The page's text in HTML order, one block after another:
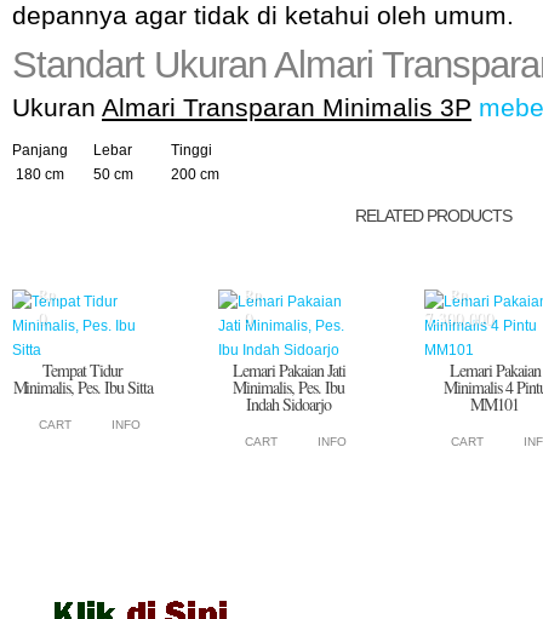
depannya agar tidak di ketahui oleh umum.
Standart Ukuran Almari
Ukuran Almari Transparan Minimalis 3P
Panjang Lebar
Tinggi
180 cm
50 cm 200 cm
RELATED PRODUCTS
Rp.
0
Tempat Tidur
Minimalis, Pes. Ibu Sitta
CART INFO
Rp.
0
Lemari Pakaian Jati
Minimalis, Pes. Ibu
Indah Sidoarjo
CART INFO
Rp.
7.300.000
Lemari Pakaian
Minimalis 4
MM101
CART